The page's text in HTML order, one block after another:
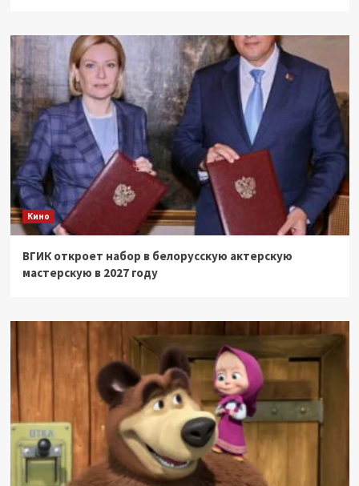
Кино
ВГИК откроет набор в белорусскую актерскую
мастерскую в 2027 году